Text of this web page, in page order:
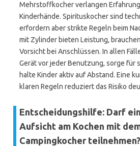
Mehrstoffkocher verlangen
Kinderhände. Spirituskocher sind
erfordern aber strikte Regeln beim
mit Zylinder bieten Leistung,
Vorsicht bei Anschlüssen. In allen
Gerät vor jeder Benutzung, sorge für
halte Kinder aktiv auf Abstand. Eine
klaren Regeln reduziert das Risiko
Entscheidungshilfe: Darf
Aufsicht am Kochen mit
Campingkocher teilnehmen?